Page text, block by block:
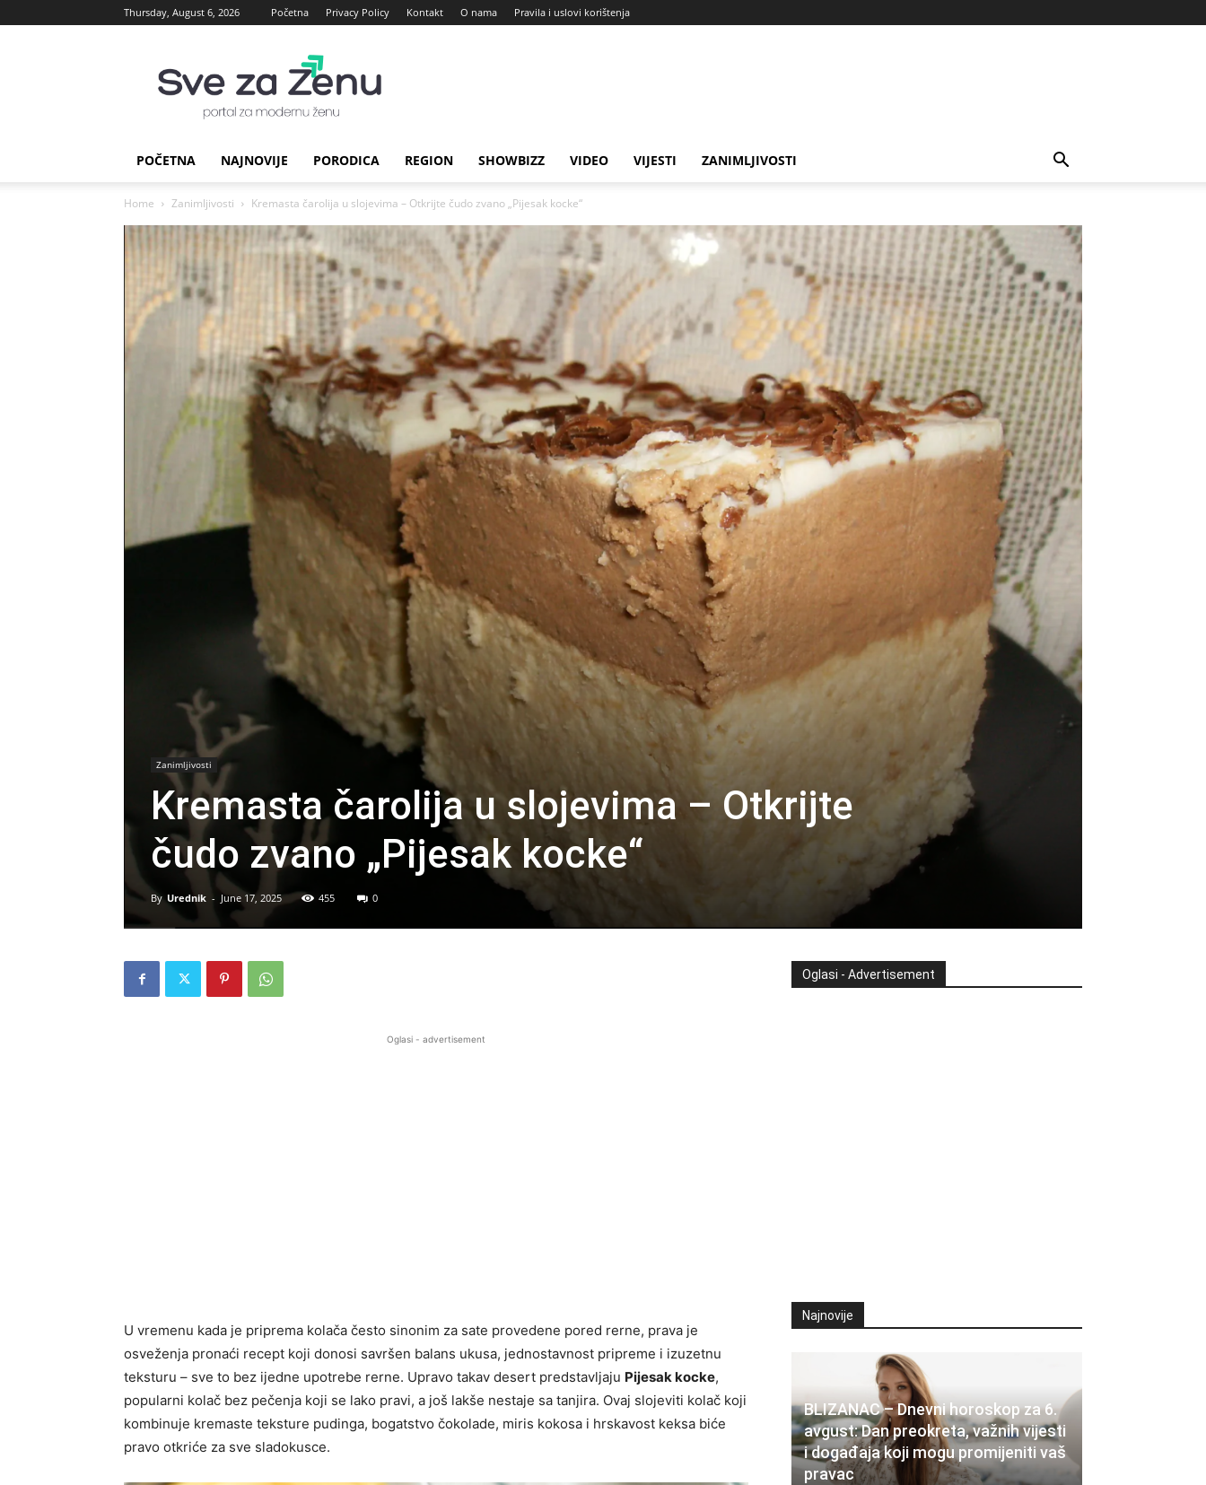
Thursday, August 6, 2026 Početna Privacy Policy Kontakt O nama Pravila i uslovi korištenja
za
Zenu
POČETNA NAJNOVIJE PORODICA REGION SHOWBIZZ VIDEO VIJESTI ZANIMLJIVOSTI
Home Zanimljivosti Kremasta čarolija u slojevima – Otkrijte čudo zvano „Pijesak kocke“
Zanimljivosti
Kremasta čarolija u slojevima – Otkrijte
čudo zvano „Pijesak kocke“
By Urednik - June 17, 2025 455 0
Oglasi - advertisement
U vremenu kada je priprema kolača često sinonim za sate provedene pored rerne, prava je
osveženja pronaći recept koji donosi savršen balans ukusa, jednostavnost pripreme i izuzetnu
teksturu – sve to bez ijedne upotrebe rerne. Upravo takav desert predstavljaju Pijesak kocke,
popularni kolač bez pečenja koji se lako pravi, a još lakše nestaje sa tanjira. Ovaj slojeviti kolač koji
kombinuje kremaste teksture pudinga, bogatstvo čokolade, miris kokosa i hrskavost keksa biće
pravo otkriće za sve sladokusce.
Oglasi - Advertisement
Najnovije
BLIZANAC – Dnevni horoskop za 6.
avgust: Dan preokreta, važnih vijesti
i događaja koji mogu promijeniti vaš
pravac